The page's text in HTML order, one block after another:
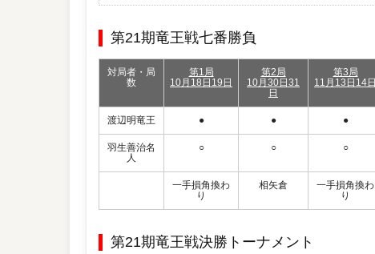
第21期竜王戦七番勝負
対局者・局
数
第1局
10月18日19日
第2局
10月30日31
日
第3局
11月13日14日
渡辺明竜王 ● ● ●
羽生善治名
人
○ ○ ○
一手損角換わ
り
相矢倉
一手損角換わ
り
第21期竜王戦決勝トーナメント